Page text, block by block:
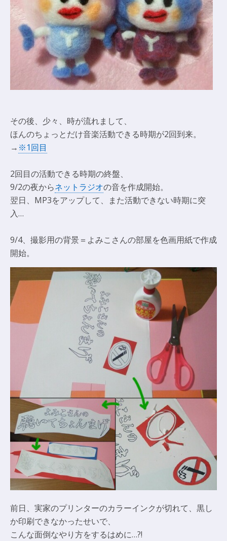
その後、少々、時が流れまして、
ほんのちょっとだけ音楽活動できる時期が2回到来。
→ ※1回目
2回目の活動できる時期の終盤、
9/2の夜からネットラジオの音を作成開始。
翌日、MP3をアップして、また活動できない時期に突
入…
9/4、撮影用の背景＝よみこさんの部屋を色画用紙で作成
開始。
前日、実家のプリンターのカラーインクが切れて、黒し
か印刷できなかったせいで、
こんな面倒なやり方をするはめに…?!